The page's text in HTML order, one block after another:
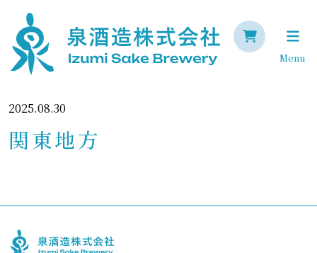
Menu
2025.08.30
関東地方